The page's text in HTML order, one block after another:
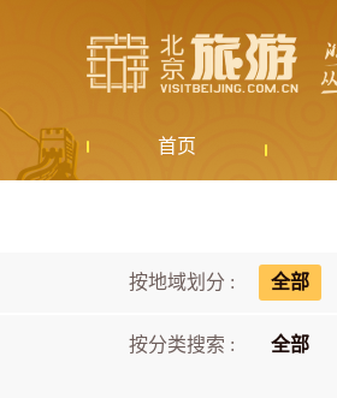
首页
按地域划分 : 全部
按分类搜索 : 全部